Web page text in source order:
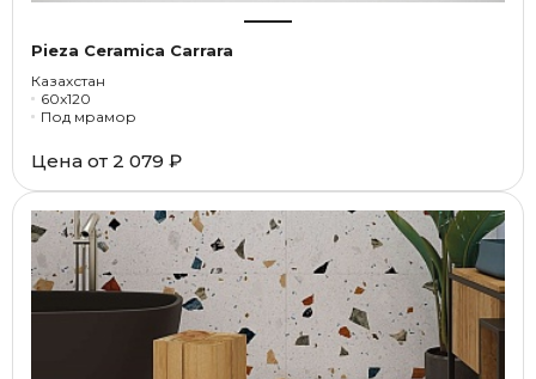
Pieza Ceramica Carrara
Казахстан
60x120
Под мрамор
Цена от 2 079 ₽